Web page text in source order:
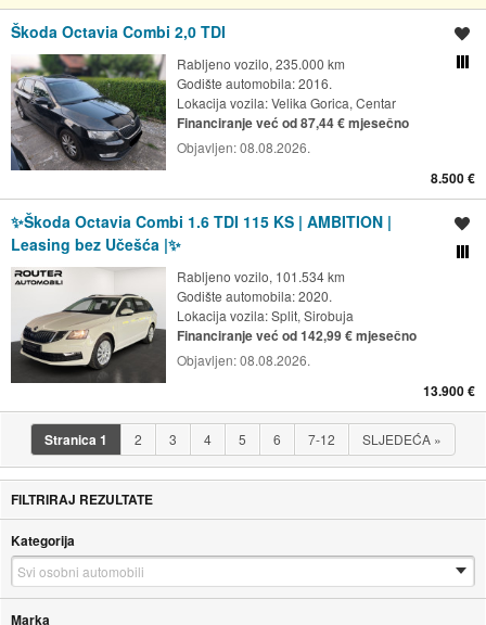
Škoda Octavia Combi 2,0 TDI
Rabljeno vozilo, 235.000 km
Godište automobila: 2016.
Lokacija vozila:Velika Gorica, Centar
Financiranje već od 87,44 € mjesečno
Objavljen:08.08.2026.
8.500 €
✨Škoda Octavia Combi 1.6 TDI 115 KS | AMBITION |
Leasing bez Učešća |✨
Rabljeno vozilo, 101.534 km
Godište automobila: 2020.
Lokacija vozila:Split, Sirobuja
Financiranje već od 142,99 € mjesečno
Objavljen:08.08.2026.
13.900 €
Stranica1 2 3 4 5 6 7-12 SLJEDEĆA »
FILTRIRAJ REZULTATE
Kategorija
Marka